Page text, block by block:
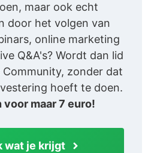
maar ook echt
door het volgen van
online marketing
Q&A's? Wordt dan lid
Community, zonder dat
hoeft te doen.
voor maar 7 euro!
wat je krijgt